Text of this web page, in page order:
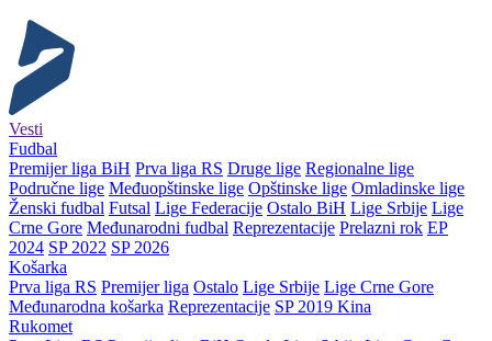
Vesti
Fudbal
Premijer liga BiH Prva liga RS Druge lige Regionalne lige
Područne lige Međuopštinske lige Opštinske lige Omladinske lige
Ženski fudbal Futsal Lige Federacije Ostalo BiH Lige Srbije Lige
Crne Gore Međunarodni fudbal Reprezentacije Prelazni rok EP
2024 SP 2022 SP 2026
Košarka
Prva liga RS Premijer liga Ostalo Lige Srbije Lige Crne Gore
Međunarodna košarka Reprezentacije SP 2019 Kina
Rukomet